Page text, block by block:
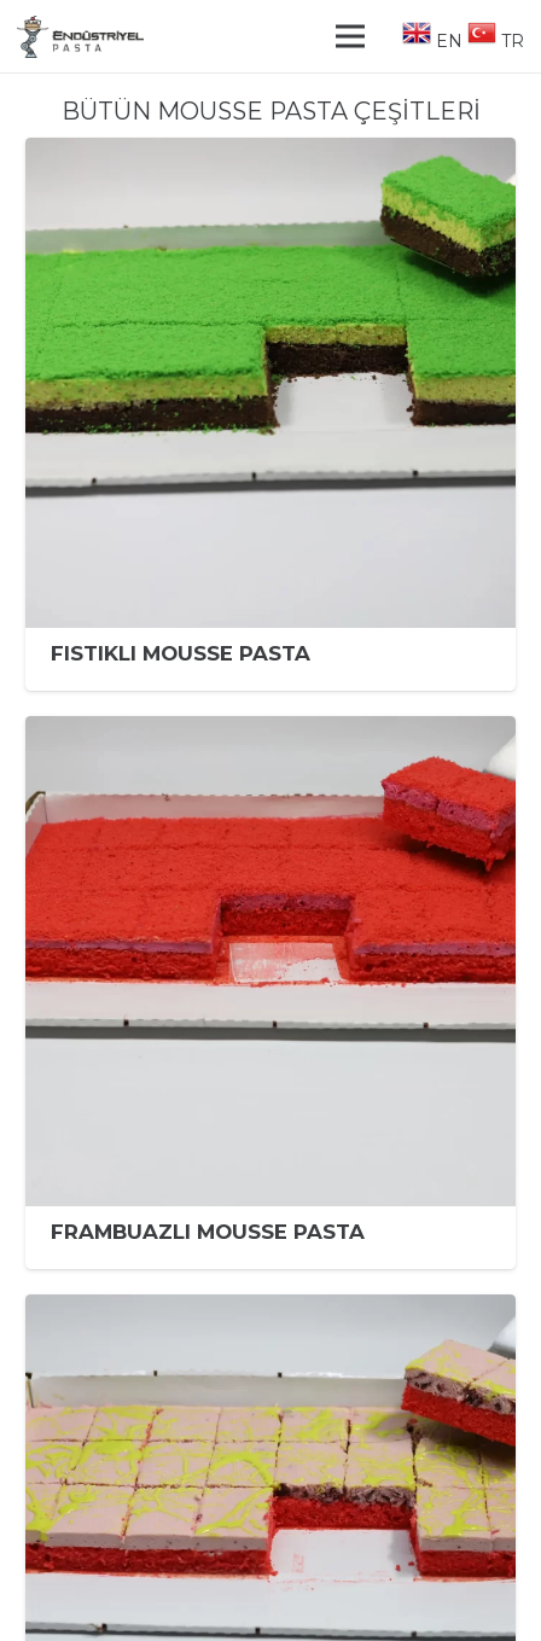
EN TR
BÜTÜN MOUSSE PASTA ÇEŞİTLERİ
FISTIKLI MOUSSE PASTA
FRAMBUAZLI MOUSSE PASTA